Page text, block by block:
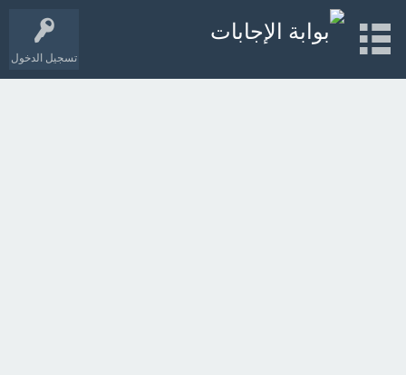
تسجيل الدخول